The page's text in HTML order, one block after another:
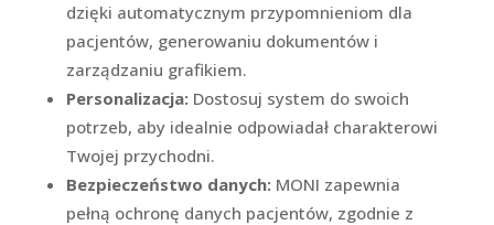
dzięki automatycznym przypomnieniom dla
pacjentów, generowaniu dokumentów i
zarządzaniu grafikiem.
Personalizacja:Dostosuj system do swoich
potrzeb, aby idealnie odpowiadał charakterowi
Twojej przychodni.
Bezpieczeństwo danych:MONI zapewnia
pełną ochronę danych pacjentów, zgodnie z